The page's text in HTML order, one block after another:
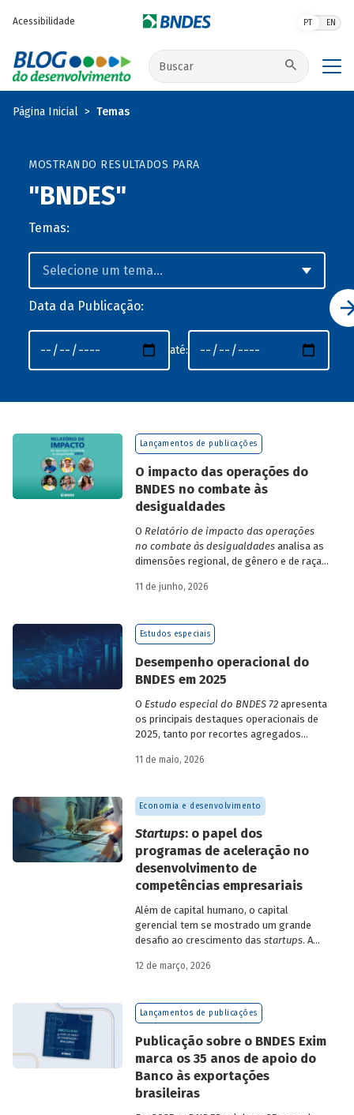
Acessibilidade PT EN
Buscar no site
Página Inicial Temas
MOSTRANDO RESULTADOS PARA
"BNDES"
Temas:
Data da Publicação:
até:
Lançamentos de publicações
O impacto das operações do
BNDES no combate às
desigualdades
O Relatório de impacto das operações
no combate às desigualdadesanalisa as
dimensões regional, de gênero e de raça,
desigualdade de renda no Brasil, no
BNDES.
11 de junho, 2026
Estudos especiais
Desempenho operacional do
BNDES em 2025
O Estudo especial do BNDES 72 apresenta
os principais destaques operacionais de
2025, tanto por recortes agregados
específicas do Banco.
11 de maio, 2026
Economia e desenvolvimento
Startups: o papel dos
programas de aceleração no
desenvolvimento de
competências empresariais
Além de capital humano, o capital
gerencial tem se mostrado um grande
desafio ao crescimento das startups. A
como programas de aceleração têm
desafio.
12 de março, 2026
Lançamentos de publicações
Publicação sobre o BNDES Exim
marca os 35 anos de apoio do
Banco às exportações
brasileiras